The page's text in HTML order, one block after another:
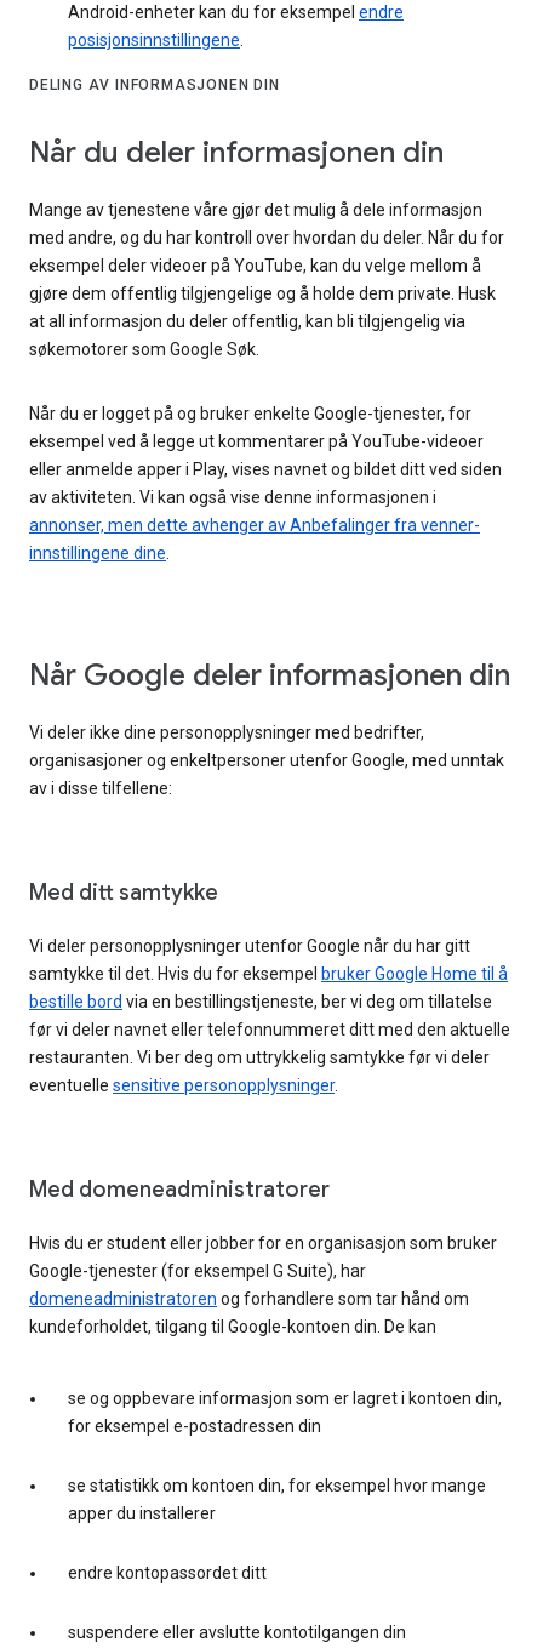
Android-enheter kan du for eksempel endre
posisjonsinnstillingene
DELING AV INFORMASJONEN DIN
Når du deler informasjonen din
Mange av tjenestene våre gjør det mulig å dele informasjon
med andre, og du har kontroll over hvordan du deler. Når du for
eksempel deler videoer på YouTube, kan du velge mellom å
gjøre dem offentlig tilgjengelige og å holde dem private. Husk
at all informasjon du deler offentlig, kan bli tilgjengelig via
søkemotorer som Google Søk.
Når du er logget på og bruker enkelte Google-tjenester, for
eksempel ved å legge ut kommentarer på YouTube-videoer
eller anmelde apper i Play, vises navnet og bildet ditt ved siden
av aktiviteten. Vi kan også vise denne informasjonen i
annonser, men dette avhenger av Anbefalinger fra venner-
innstillingene dine
Når Google deler informasjonen din
Vi deler ikke dine personopplysninger med bedrifter,
organisasjoner og enkeltpersoner utenfor Google, med unntak
av i disse tilfellene:
Med ditt samtykke
Vi deler personopplysninger utenfor Google når du har gitt
samtykke til det. Hvis du for eksempel bruker Google Home til å
bestille bord via en bestillingstjeneste, ber vi deg om tillatelse
før vi deler navnet eller telefonnummeret ditt med den aktuelle
restauranten. Vi ber deg om uttrykkelig samtykke før vi deler
eventuelle sensitive personopplysninger.
Med domeneadministratorer
Hvis du er student eller jobber for en organisasjon som bruker
Google-tjenester (for eksempel G Suite), har
domeneadministratoren og forhandlere som tar hånd om
kundeforholdet, tilgang til Google-kontoen din. De kan
se og oppbevare informasjon som er lagret i kontoen din,
for eksempel e-postadressen din
se statistikk om kontoen din, for eksempel hvor mange
apper du installerer
endre kontopassordet ditt
suspendere eller avslutte kontotilgangen din